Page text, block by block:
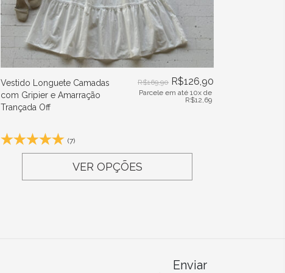
Vestido Longuete Camadas
com Gripier e Amarração
Trançada Off
R$169,90 R$126,90
Parcele em até 10x de
R$12,69
(7)
VER OPÇÕES
Enviar